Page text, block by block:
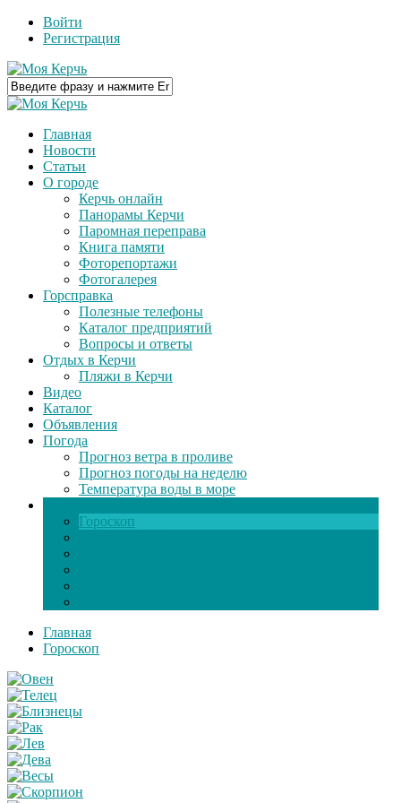
Войти
Регистрация
Главная
Новости
Статьи
О городе
Керчь онлайн
Панорамы Керчи
Паромная переправа
Книга памяти
Фоторепортажи
Фотогалерея
Горсправка
Полезные телефоны
Каталог предприятий
Вопросы и ответы
Отдых в Керчи
Пляжи в Керчи
Видео
Каталог
Объявления
Погода
Прогноз ветра в проливе
Прогноз погоды на неделю
Температура воды в море
Гороскоп
Главная
Гороскоп